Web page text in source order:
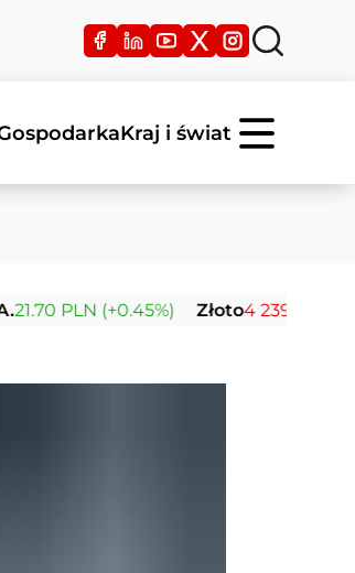
Kraj i świat
(+0.45%) Złoto 4 239.21 USD (-